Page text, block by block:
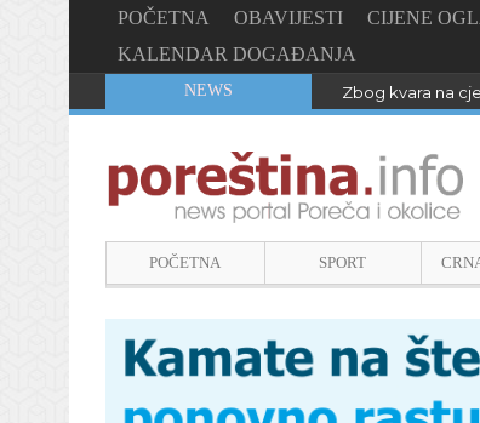
POČETNA OBAVIJESTI CIJENE
KALENDAR DOGAĐANJA
NEWS Zbog kvara na
POČETNA SPORT